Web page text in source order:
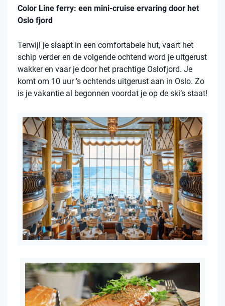
Color Line ferry: een mini-cruise ervaring door het
Oslo fjord
Terwijl je slaapt in een comfortabele hut, vaart het
schip verder en de volgende ochtend word je uitgerust
wakker en vaar je door het prachtige Oslofjord. Je
komt om 10 uur ’s ochtends uitgerust aan in Oslo. Zo
is je vakantie al begonnen voordat je op de ski’s staat!